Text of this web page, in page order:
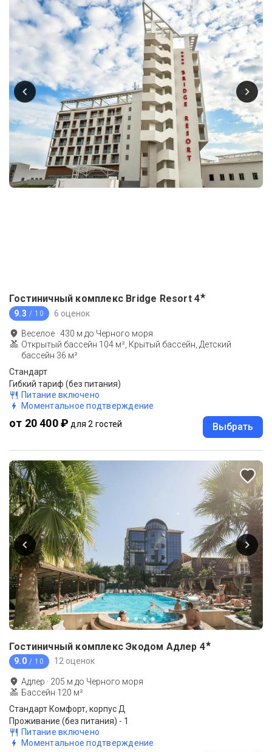
Гостиничный комплекс Bridge Resort 4★
9.3 / 10 6 оценок
Веселое ·430 м до Черного моря
Открытый бассейн 104 м², Крытый бассейн, Детский
бассейн 36 м²
Стандарт
Гибкий тариф (без питания)
Питание включено
Моментальное подтверждение
от 20 400 ₽ для 2 гостей Выбрать
Гостиничный комплекс Экодом Адлер 4★
9.0 / 10 12 оценок
Адлер · 205 м до Черного моря
Бассейн 120 м²
Стандарт Комфорт, корпус Д
Проживание (без питания) - 1
Питание включено
Моментальное подтверждение